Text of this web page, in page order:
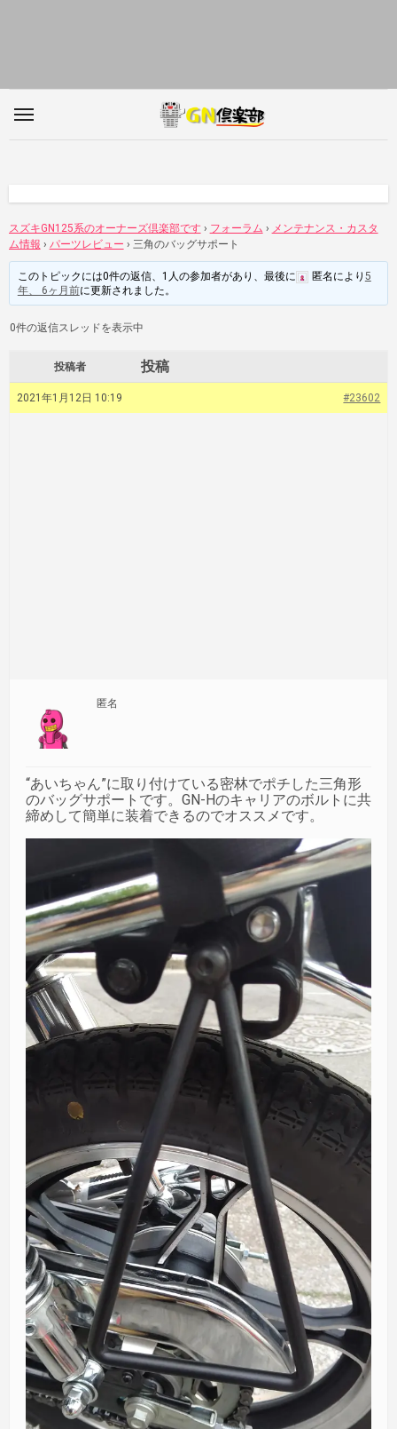
ス
スズキGN125系のオーナーズ倶楽部です › フォーラム › メンテナンス・カスタ
ム情報 › パーツレビュー › 三角のバッグサポート
このトピックには0件の返信、1人の参加者があり、最後に 匿名 により 5
年、 6ヶ月前に更新されました。
0件の返信スレッドを表示中
投稿者 投稿
2021年1月12日 10:19 #23602
匿名
“あいちゃん”に取り付けている密林でポチした三角形
のバッグサポートです。GN-Hのキャリアのボルトに共
締めして簡単に装着できるのでオススメです。